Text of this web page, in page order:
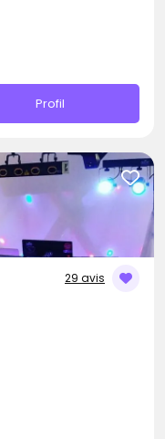
Profil
29 avis